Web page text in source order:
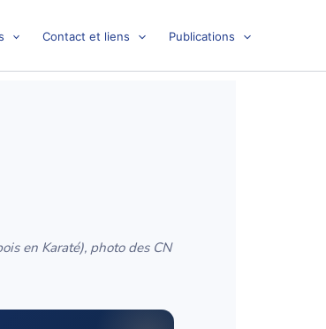
Contact et liens Publications
en Karaté), photo des CN